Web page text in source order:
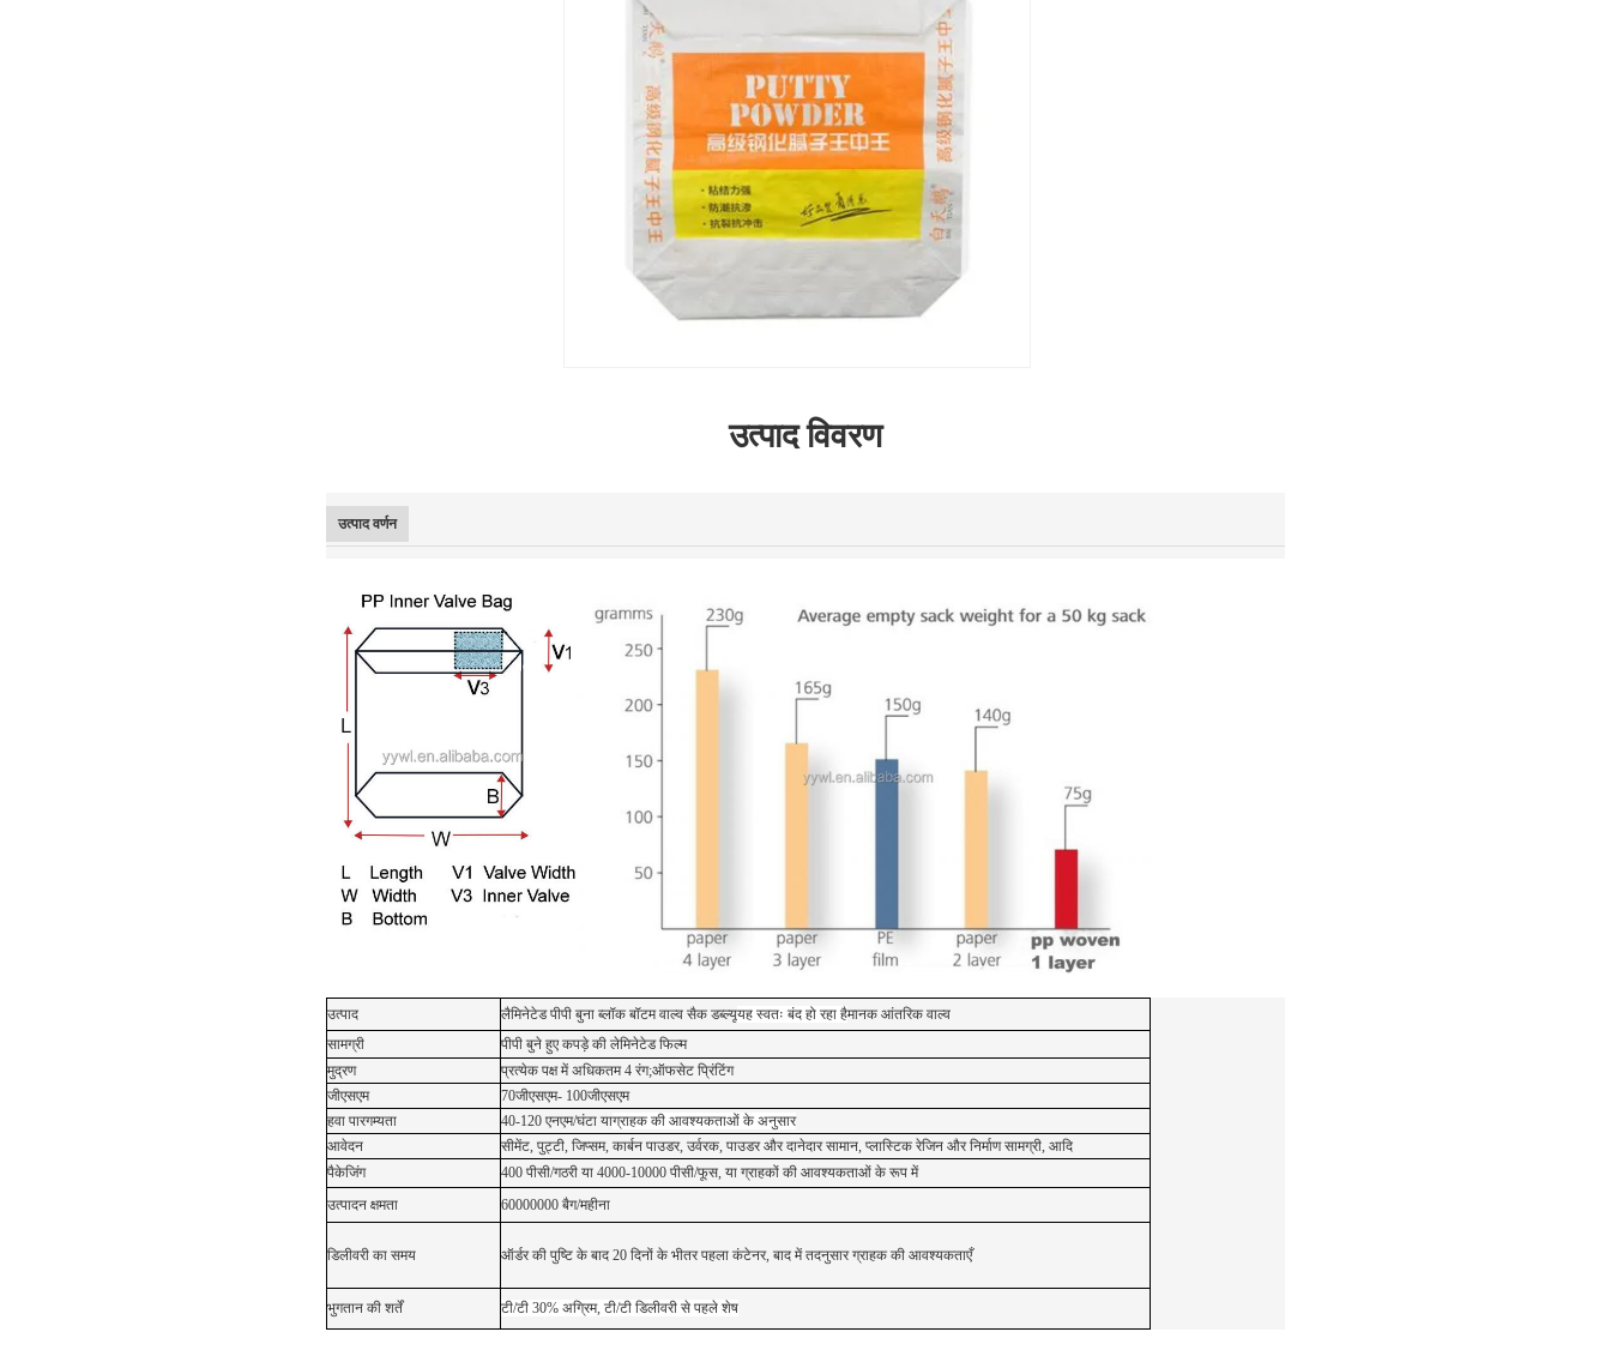
उत्पाद विवरण
उत्पाद वर्णन
उत्पाद लैमिनेटेड पीपी बुना ब्लॉक बॉटम वाल्व सैक डब्ल्यूयह स्वतः बंद हो रहा हैमानक आंतरिक वाल्व
सामग्री
पीपी बुने हुए कपड़े की लेमिनेटेड फिल्म
मुद्रण
प्रत्येक पक्ष में अधिकतम 4 रंग;ऑफसेट प्रिंटिंग
जीएसएम
70जीएसएम- 100जीएसएम
हवा पारगम्यता
40-120 एनएम/घंटा याग्राहक की आवश्यकताओं के अनुसार
आवेदन
सीमेंट, पुट्टी, जिप्सम, कार्बन पाउडर, उर्वरक, पाउडर और दानेदार सामान, प्लास्टिक रेजिन और निर्माण सामग्री, आदि
पैकेजिंग
400 पीसी/गठरी या 4000-10000 पीसी/फूस, या ग्राहकों की आवश्यकताओं के रूप में
उत्पादन क्षमता
60000000 बैग/महीना
डिलीवरी का समय ऑर्डर की पुष्टि के बाद 20 दिनों के भीतर पहला कंटेनर, बाद में तदनुसार ग्राहक की आवश्यकताएँ
भुगतान की शर्तें टी/टी 30% अग्रिम, टी/टी डिलीवरी से पहले शेष